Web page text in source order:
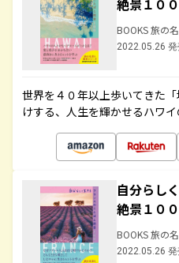
絶景１００
BOOKS 旅の
2022.05.26
世界を４０年以上歩いてきた
けする、人生を輝かせるハワ
自分らし
絶景１００
BOOKS 旅の
2022.05.26